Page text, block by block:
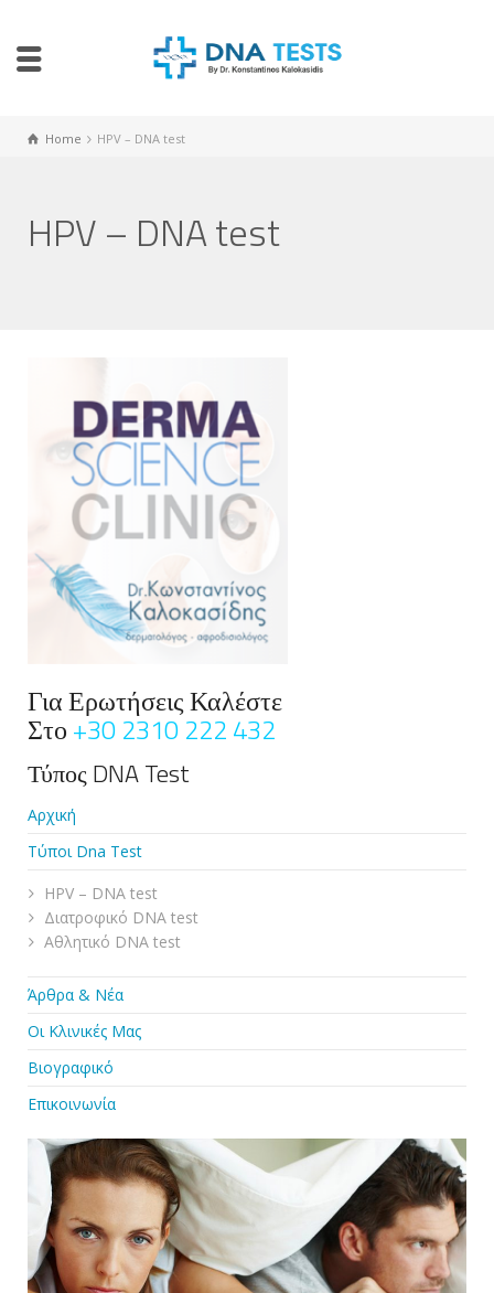
Home HPV – DNA test
HPV – DNA test
Για Ερωτήσεις Καλέστε
Στο+30 2310 222 432
Τύπος DNA Test
Αρχική
Τύποι Dna Test
HPV – DNA test
Διατροφικό DNA test
Αθλητικό DNA test
Άρθρα & Νέα
Οι Κλινικές Μας
Βιογραφικό
Επικοινωνία